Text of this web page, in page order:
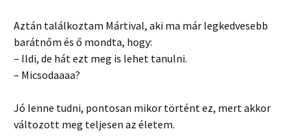
Aztán találkoztam Mártival, aki ma már legkedvesebb
barátnőm és ő mondta, hogy:
– Ildi, de hát ezt meg is lehet tanulni.
– Micsodaaaa?
Jó lenne tudni, pontosan mikor történt ez, mert akkor
változott meg teljesen az életem.